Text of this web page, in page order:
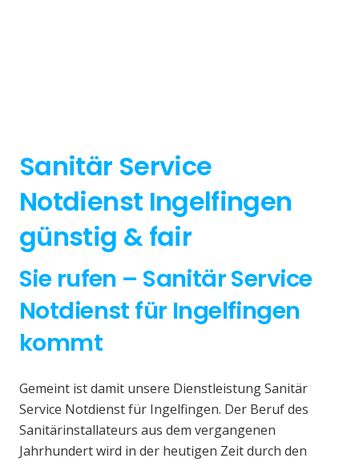
Sanitär Service
Notdienst Ingelfingen
günstig & fair
Sie rufen – Sanitär Service
Notdienst für Ingelfingen
kommt
Gemeint ist damit unsere Dienstleistung Sanitär
Service Notdienst für Ingelfingen. Der Beruf des
Sanitärinstallateurs aus dem vergangenen
Jahrhundert wird in der heutigen Zeit durch den